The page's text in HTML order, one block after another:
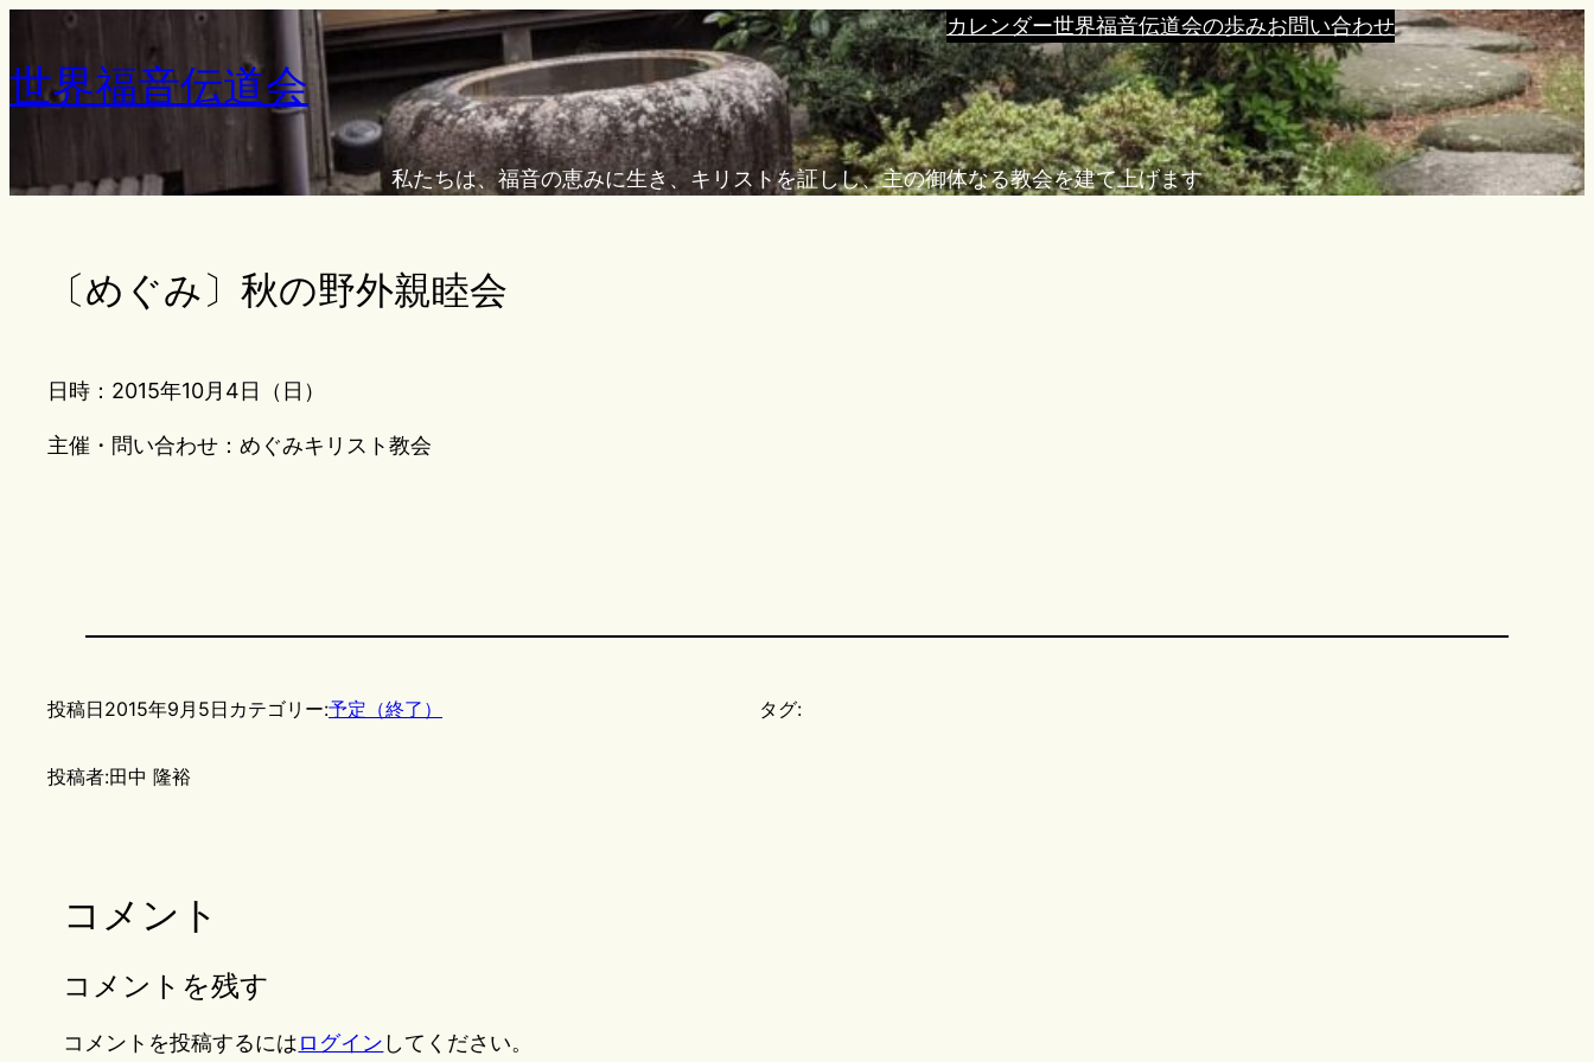
を
ッ
世界福音伝道会
カレンダー世界福音伝道会の歩みお問い合わせ
私たちは、福音の恵みに生き、キリストを証しし、主の御体なる教会を建て上げます
〔めぐみ〕秋の野外親睦会
日時：2015年10月4日（日）
主催・問い合わせ：めぐみキリスト教会
投稿日2015年9月5日 カテゴリー:予定（終了）
投稿者:田中 隆裕
タグ:
コメント
コメントを残す
コメントを投稿するにはログイン してください。